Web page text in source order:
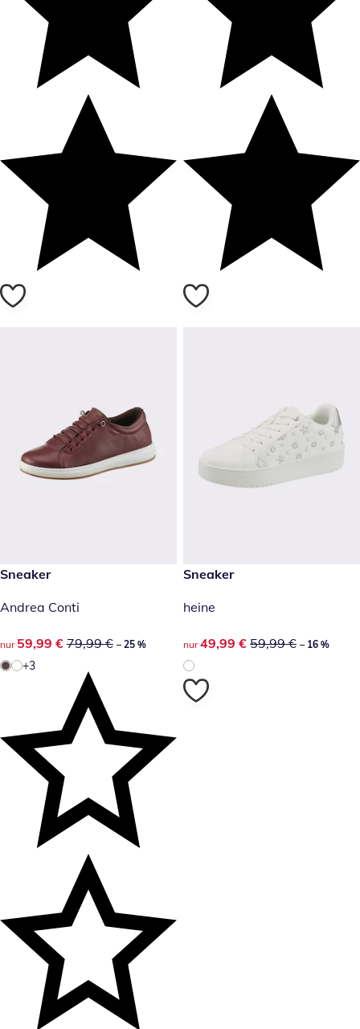
reduzierter Preis 59,99 €, vorheriger Preis: 79,99 €
-25 %
Sneaker
Andrea Conti
reduzierter Preis 59,99 €, vorheriger Preis: 79,99 €
nur 59,99 € 79,99 € – 25 %
+3
reduzierter Preis 49,99 €,
-16 %
Sneaker
heine
reduzierter Preis 49,99 €,
nur 49,99 € 59,99 € – 16 %